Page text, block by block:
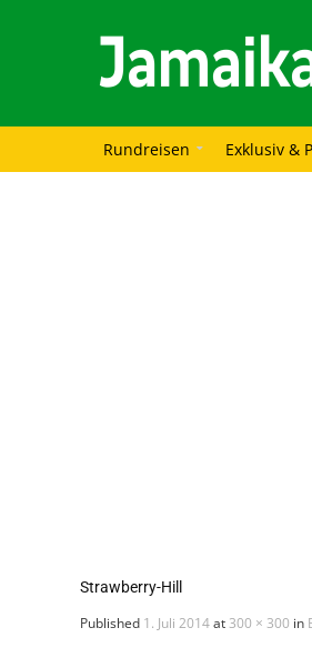
Rundreisen Exklusiv &
Strawberry-Hill
Published 1. Juli 2014at 300 × 300 in